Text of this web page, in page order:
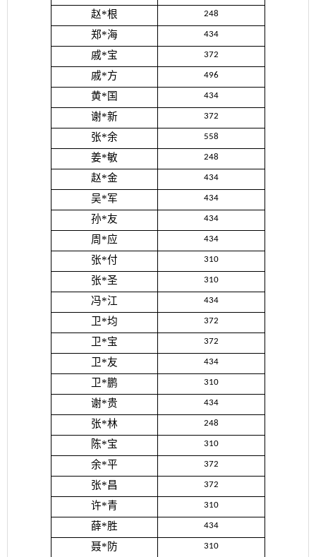
赵*根 248
郑*海 434
戚*宝 372
戚*方 496
黄*国 434
谢*新 372
张*余 558
姜*敏 248
赵*金 434
吴*军 434
孙*友 434
周*应 434
张*付 310
张*圣 310
冯*江 434
卫*均 372
卫*宝 372
卫*友 434
卫*鹏 310
谢*贵 434
张*林 248
陈*宝 310
余*平 372
张*昌 372
许*青 310
薛*胜 434
聂*防 310